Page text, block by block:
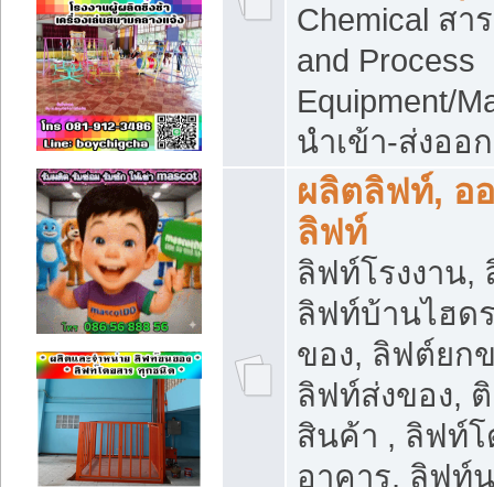
Chemical สา
and Process
Equipment/
นำเข้า-ส่งอ
ผลิตลิฟท์, อ
ลิฟท์
ลิฟท์โรงงาน
ลิฟท์บ้านไฮด
ของ, ลิฟต์ยก
ลิฟท์ส่งของ,
สินค้า , ลิฟท์
อาคาร, ลิฟท์